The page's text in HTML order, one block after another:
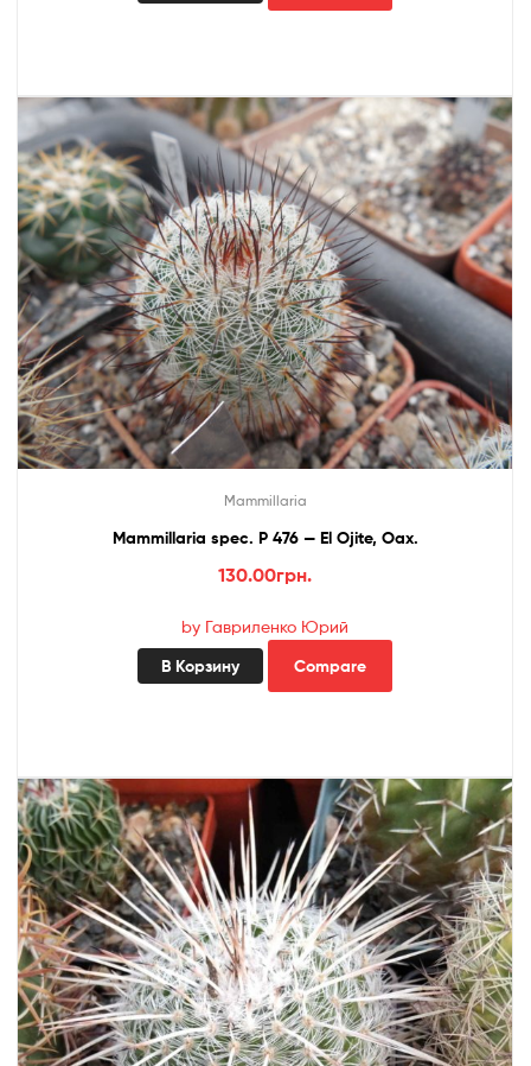
Mammillaria
Mammillaria spec. P 476 — El Ojite, Oax.
130.00грн.
by Гавриленко Юрий
В Корзину Compare